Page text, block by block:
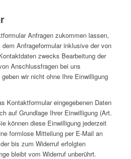
Anfragen zukommen lassen,
Anfrageformular inklusive der von
zwecks Bearbeitung der
Anschlussfragen bei uns
wir nicht ohne Ihre Einwilligung
Kontaktformular eingegebenen Daten
auf Grundlage Ihrer Einwilligung (Art.
können diese Einwilligung jederzeit
formlose Mitteilung per E-Mail an
bis zum Widerruf erfolgten
bleibt vom Widerruf unberührt.